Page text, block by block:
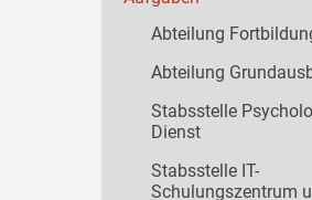
Abteilung
Abteilung
Stabsstelle
Dienst
Stabsstelle IT-
Schulungszentrum